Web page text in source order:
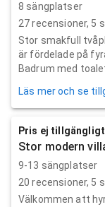
8 sängplatser
27recensioner, 5
Stor smakfull
är fördelade på
Badrum med
Läs mer och se
Pris ej tillgängligt
Stor modern
9-13 sängplatser
20 recensioner, 5
Välkommen att